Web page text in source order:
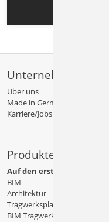
Unternehmen
Über uns
Made in Germany
Karriere/Jobs
Produkte
Auf den ersten Blick
BIM
Architektur
Tragwerksplanung
BIM Tragwerksplanung